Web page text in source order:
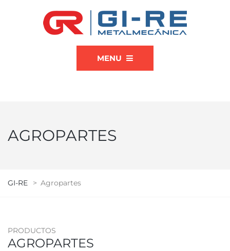
MENU
AGROPARTES
GI-RE > Agropartes
PRODUCTOS
AGROPARTES